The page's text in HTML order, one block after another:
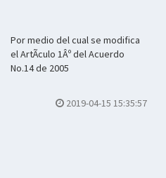
Por medio del cual se modifica
el ArtÃ­culo 1Âº del Acuerdo
No.14 de 2005
2019-04-15 15:35:57